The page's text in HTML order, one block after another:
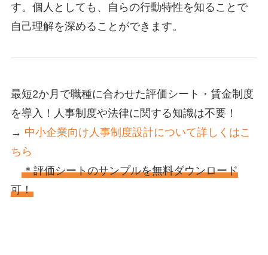
す。個人としても、自らの行動特性を知ることで
自己理解を深めることができます。
最短2か月で職種に合わせた評価シート・賃金制度
を導入！人事制度や法律に関する知識は不要！
→ 中小企業向け人事制度設計について詳しくはこ
ちら
＊評価シートのサンプルを無料ダウンロード
可！